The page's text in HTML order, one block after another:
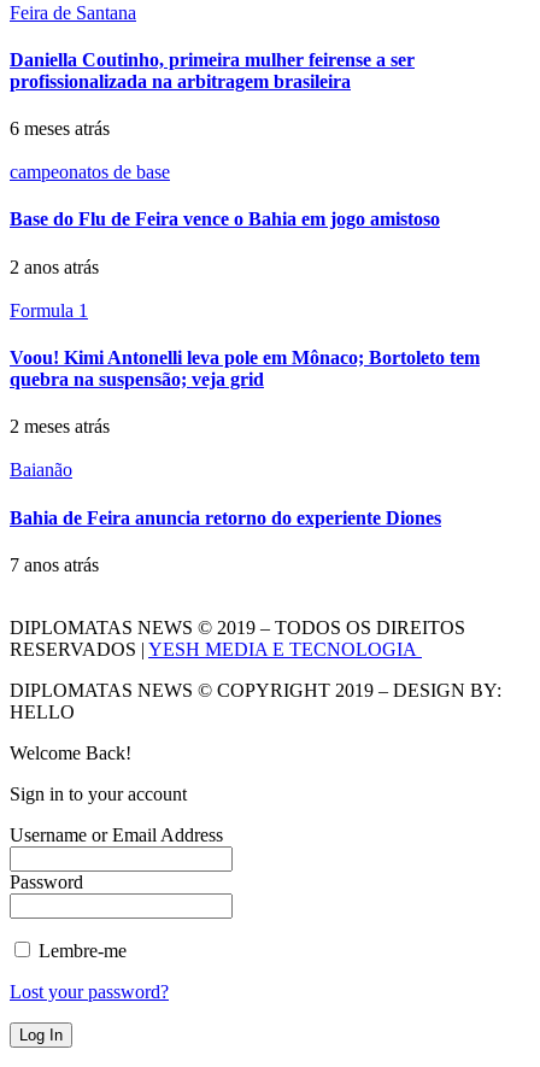
Feira de Santana
Daniella Coutinho, primeira mulher feirense a ser
profissionalizada na arbitragem brasileira
6 meses atrás
campeonatos de base
Base do Flu de Feira vence o Bahia em jogo amistoso
2 anos atrás
Formula 1
Voou! Kimi Antonelli leva pole em Mônaco; Bortoleto tem
quebra na suspensão; veja grid
2 meses atrás
Baianão
Bahia de Feira anuncia retorno do experiente Diones
7 anos atrás
DIPLOMATAS NEWS © 2019 – TODOS OS DIREITOS
RESERVADOS | YESH MEDIA E TECNOLOGIA
DIPLOMATAS NEWS © COPYRIGHT 2019 – DESIGN BY:
HELLO
Welcome Back!
Sign in to your account
Username or Email Address
Password
Lembre-me
Lost your password?